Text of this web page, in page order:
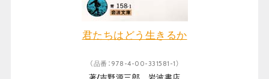
君たちはどう生きるか
（品番：978-4-00-331581-1）